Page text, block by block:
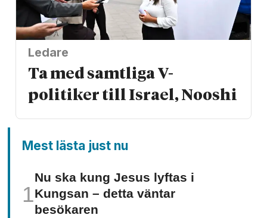
Ledare
Ta med samtliga V-
politiker till Israel, Nooshi
Mest lästa just nu
Nu ska kung Jesus lyftas i
Kungsan – detta väntar
besökaren